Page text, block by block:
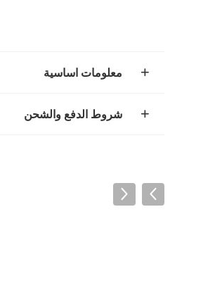
معلومات اساسية
شروط الدفع والشحن